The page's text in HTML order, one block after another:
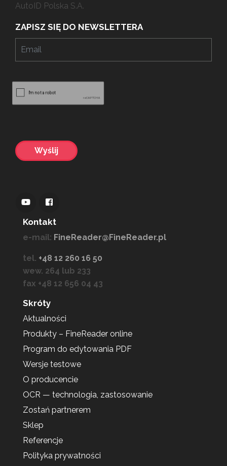
AutoID Polska S.A.
ZAPISZ SIĘ DO NEWSLETTERA
Kontakt
e-mail: FineReader@FineReader.pl
tel. +48 12 260 16 50
wew. 264 lub 233
fax +48 12 656 04 43
Skróty
Aktualności
Produkty – FineReader online
Program do edytowania PDF
Wersje testowe
O producencie
OCR — technologia, zastosowanie
Zostań partnerem
Sklep
Referencje
Polityka prywatności